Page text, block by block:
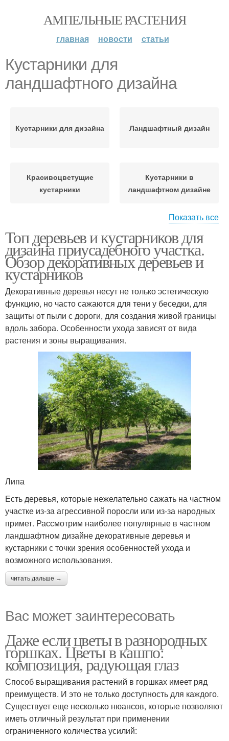
АМПЕЛЬНЫЕ РАСТЕНИЯ
главная новости статьи
Кустарники для
ландшафтного дизайна
Кустарники для дизайна Ландшафтный дизайн
Красивоцветущие
кустарники
Кустарники в
ландшафтном дизайне
ландшафтного дизайна
кустарников
Ландшафтная
композиция
Декоративные
кустарники
Показать все
Топ деревьев и кустарников для
дизайна приусадебного участка.
Обзор декоративных деревьев и
кустарников
Декоративные деревья несут не только эстетическую
функцию, но часто сажаются для тени у беседки, для
защиты от пыли с дороги, для создания живой границы
вдоль забора. Особенности ухода зависят от вида
растения и зоны выращивания.
Липа
Есть деревья, которые нежелательно сажать на частном
участке из-за агрессивной поросли или из-за народных
примет. Рассмотрим наиболее популярные в частном
ландшафтном дизайне декоративные деревья и
кустарники с точки зрения особенностей ухода и
возможного использования.
читать дальше →
Вас может заинтересовать
Даже если цветы в разнородных
горшках. Цветы в кашпо:
композиция, радующая глаз
Способ выращивания растений в горшках имеет ряд
преимуществ. И это не только доступность для каждого.
Существует еще несколько нюансов, которые позволяют
иметь отличный результат при применении
ограниченного количества усилий: